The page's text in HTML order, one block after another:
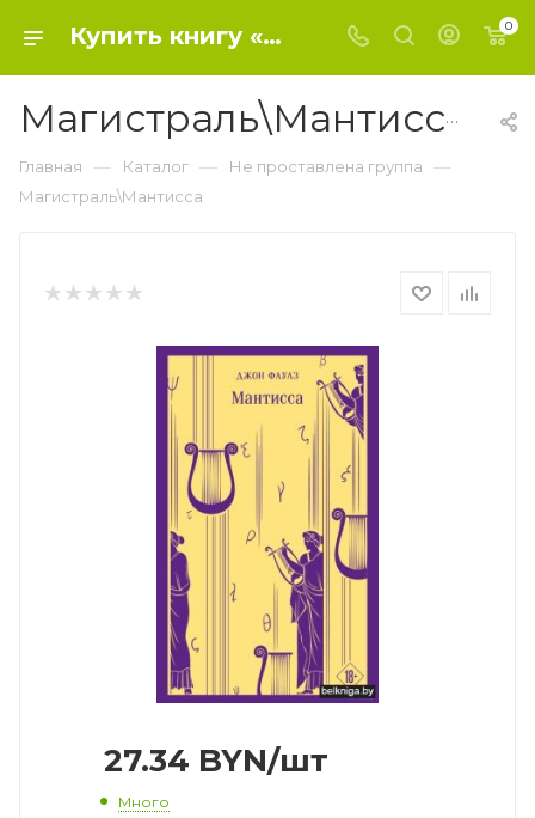
Купить книгу «Магистраль\Мантисса» 2023, Фаулз Дж. - Не проставлена группа 0
Магистраль\Мантисса
Главная — Каталог — Не проставлена группа —
Магистраль\Мантисса
27.34 BYN/шт
Много